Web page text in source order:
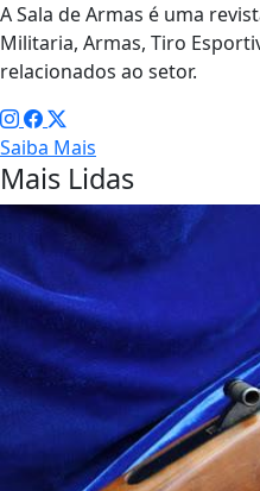
A Sala de Armas é uma
Militaria, Armas, Tiro
relacionados ao setor.
Saiba Mais
Mais Lidas